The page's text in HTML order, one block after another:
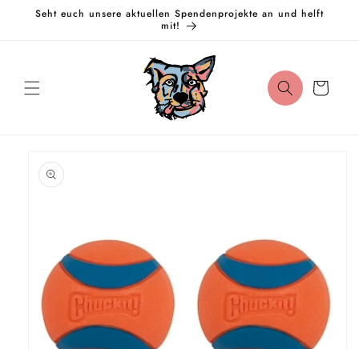
zum
Seht euch unsere aktuellen Spendenprojekte an und helft
mit!
Warenkorb